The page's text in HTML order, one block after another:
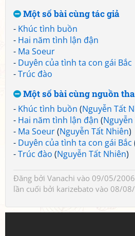
Một số bài cùng tác giả
- Khúc tình buồn
- Hai năm tình lận đận
- Ma Soeur
- Duyên của tình ta con gái Bắc
-Trúc đào
Một số bài cùng nguồn
- Khúc tình buồn (Nguyễn Tất
- Hai năm tình lận đận (
- Ma Soeur(Nguyễn Tất Nhiên)
- Duyên của tình ta con gái Bắc
-Trúc đào (Nguyễn Tất Nhiên)
Đăng bởi Vanachi vào 09/05/
lần cuối bởi karizebato vào 08/